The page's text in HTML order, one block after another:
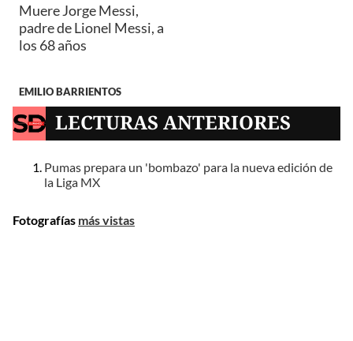
Muere Jorge Messi,
padre de Lionel Messi, a
los 68 años
EMILIO BARRIENTOS
LECTURAS ANTERIORES
Pumas prepara un 'bombazo' para la nueva edición de
la Liga MX
Fotografías más vistas